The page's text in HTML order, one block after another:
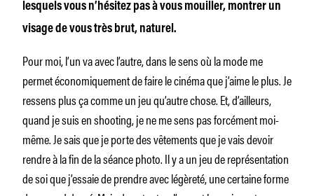
lesquels vous n’hésitez pas à vous mouiller, montrer un
visage de vous très brut, naturel.
Pour moi, l’un va avec l’autre, dans le sens où la mode me
permet économiquement de faire le cinéma que j’aime le plus. Je
ressens plus ça comme un jeu qu’autre chose. Et, d’ailleurs,
quand je suis en shooting, je ne me sens pas forcément moi-
même. Je sais que je porte des vêtements que je vais devoir
rendre à la fin de la séance photo. Il y a un jeu de représentation
de soi que j’essaie de prendre avec légèreté, une certaine forme